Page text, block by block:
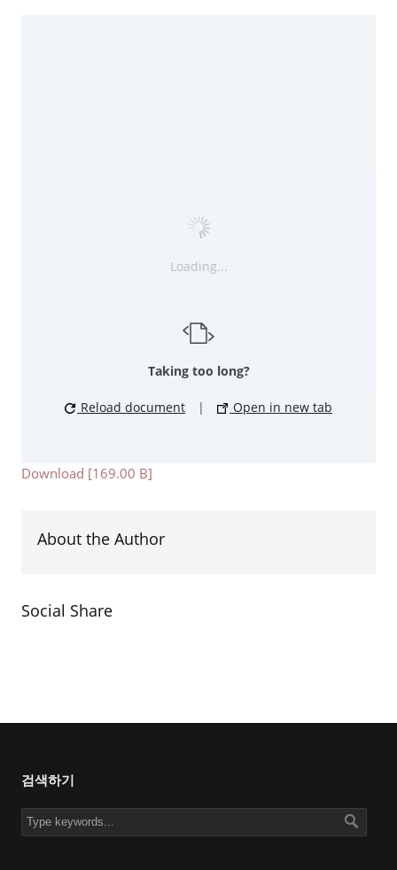
Loading...
Taking too long?
Reload document | Open in new tab
Download [169.00 B]
About the Author
Social Share
검색하기